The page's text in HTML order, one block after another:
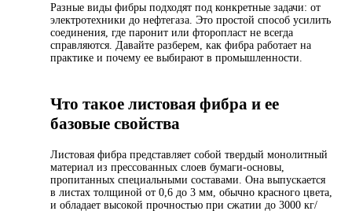
Разные виды фибры подходят под конкретные задачи: от
электротехники до нефтегаза. Это простой способ усилить
соединения, где паронит или фторопласт не всегда
справляются. Давайте разберем, как фибра работает на
практике и почему ее выбирают в промышленности.
Что такое листовая фибра и ее
базовые свойства
Листовая фибра представляет собой твердый монолитный
материал из прессованных слоев бумаги-основы,
пропитанных специальными составами. Она выпускается
в листах толщиной от 0,6 до 3 мм, обычно красного цвета,
и обладает высокой прочностью при сжатии до 3000 кг/